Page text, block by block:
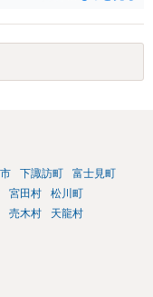
網羅的な探索的調査と
期間等を特定して行う
日付がすべて一致して
⇒誠に恐縮ですが、勝
５分５分というところ
に資力がないと具体的
財産への事前の仮差押
相談いただくことをお
下諏訪町
富士見町
宮田村
松川町
売木村
天龍村